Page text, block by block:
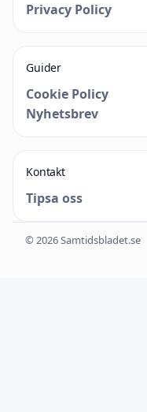
Privacy Policy
Guider
Cookie Policy
Nyhetsbrev
Kontakt
Tipsa oss
© 2026 Samtidsbladet.se